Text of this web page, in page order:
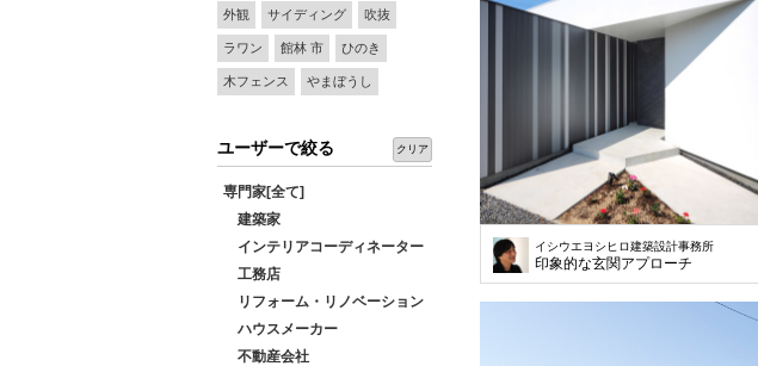
外観 サイディング 吹抜
ラワン 館林 市 ひのき
木フェンス やまぼうし
ユーザーで絞る クリア
専門家[全て]
建築家
インテリアコーディネーター
工務店
リフォーム・リノベーション
ハウスメーカー
不動産会社
イシウエヨシヒロ建築設計事務所
印象的な玄関アプローチ